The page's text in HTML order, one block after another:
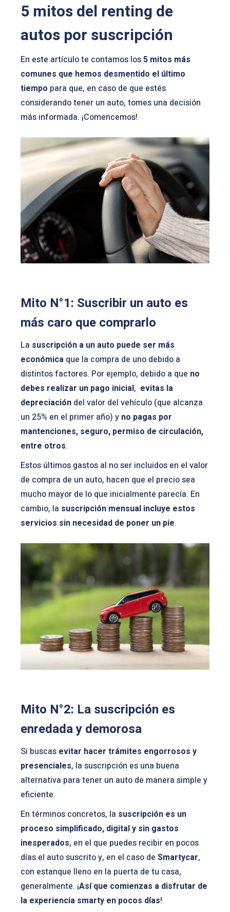
5 mitos del renting de
autos por suscripción
En este artículo te contamos los5 mitos más
comunes que hemos desmentido el último
tiempo para que, en caso de que estés
considerando tener un auto, tomes una decisión
más informada. ¡Comencemos!
Mito N°1: Suscribir un auto es
más caro que comprarlo
La suscripción a un auto puede ser más
económica que la compra de uno debido a
distintos factores. Por ejemplo, debido a que no
debes realizar un pago inicial, evitas la
depreciación del valor del vehículo (que alcanza
un 25% en el primer año) y no pagas por
mantenciones, seguro, permiso de circulación,
entre otros.
Estos últimos gastos al no ser incluidos en el valor
de compra de un auto, hacen que el precio sea
mucho mayor de lo que inicialmente parecía. En
cambio, la suscripción mensual incluye estos
servicios sin necesidad de poner un pie.
Mito N°2: La suscripción es
enredada y demorosa
Si buscas evitar hacer trámites engorrosos y
presenciales, la suscripción es una buena
alternativa para tener un auto de manera simple y
eficiente.
En términos concretos, la suscripción es un
proceso simplificado, digital y sin gastos
inesperados, en el que puedes recibir en pocos
días el auto suscrito y, en el caso de Smartycar,
con estanque lleno en la puerta de tu casa,
generalmente. ¡Así que comienzas a disfrutar de
la experiencia smarty en pocos días!